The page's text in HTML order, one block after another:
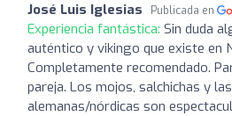
José Luis Iglesias Publicada en
Experiencia fantástica: Sin duda
auténtico y vikingo que existe en
Completamente recomendado.
pareja. Los mojos, salchichas y
alemanas/nórdicas son